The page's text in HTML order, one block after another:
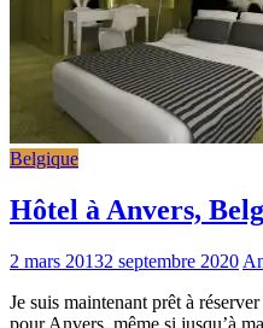
Belgique
Hôtel à Anvers,
2 mars 20132 septembre 2020
Je suis maintenant prêt à
pour Anvers, même si jusqu’à